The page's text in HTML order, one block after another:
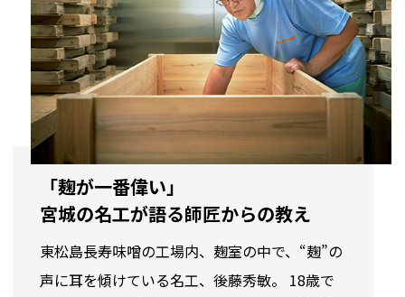
「麹が一番偉い」
宮城の名工が語る師匠からの教え
東松島長寿味噌の工場内、麹室の中で、“麹”の
声に耳を傾けている名工、後藤秀敏。 18歳で